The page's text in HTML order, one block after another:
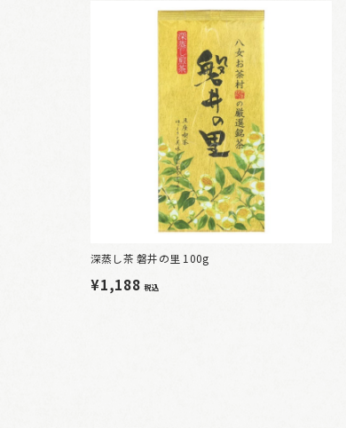
深蒸し茶 磐井の里 100g
¥1,188税込